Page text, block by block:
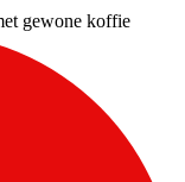
gewone koffie